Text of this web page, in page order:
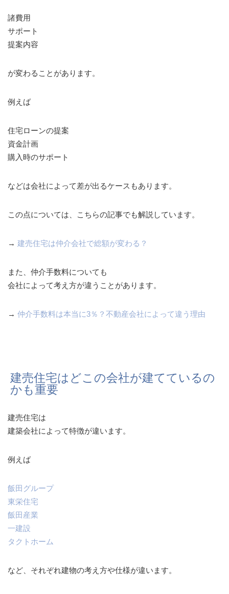
諸費用
サポート
提案内容
が変わることがあります。
例えば
住宅ローンの提案
資金計画
購入時のサポート
などは会社によって差が出るケースもあります。
この点については、こちらの記事でも解説しています。
→ 建売住宅は仲介会社で総額が変わる？
また、仲介手数料についても
会社によって考え方が違うことがあります。
→ 仲介手数料は本当に3％？不動産会社によって違う理由
建売住宅はどこの会社が建てているの
かも重要
建売住宅は
建築会社によって特徴が違います。
例えば
飯田グループ
東栄住宅
飯田産業
一建設
タクトホーム
など、それぞれ建物の考え方や仕様が違います。